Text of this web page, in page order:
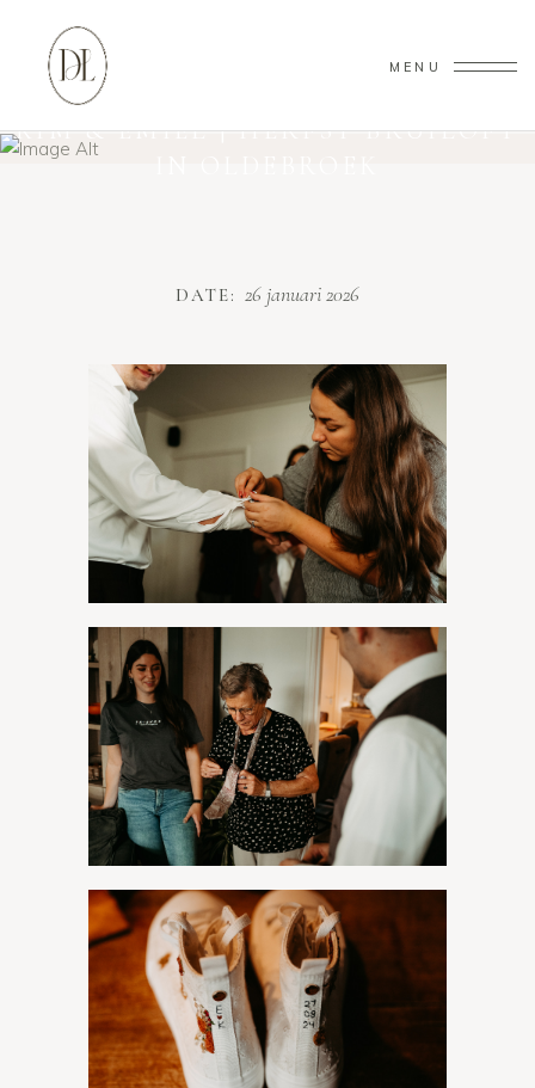
MENU
KIM & EMIEL | HERFST BRUILOFT
DATE: 26 januari 2026